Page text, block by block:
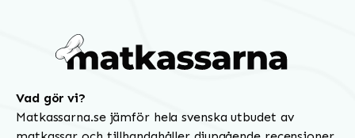
Vad gör vi?
Matkassarna.se jämför hela svenska utbudet av